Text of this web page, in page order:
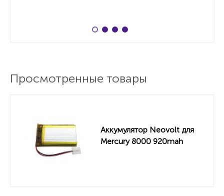
Просмотренные товары
Аккумулятор Neovolt для
Mercury 8000 920mah